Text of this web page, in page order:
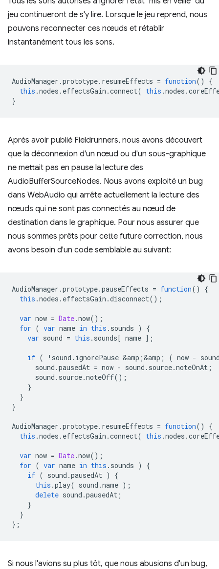
jeu continueront de s'y lire. Lorsque le jeu reprend, nous
pouvons reconnecter ces nœuds et rétablir
instantanément tous les sons.
AudioManager .prototype. resumeEffects = function()
{
this .nodes . effectsGain .connect( this .nodes .
}
Après avoir publié Fieldrunners, nous avons découvert
que la déconnexion d'un nœud ou d'un sous-graphique
ne mettait pas en pause la lecture des
AudioBufferSourceNodes. Nous avons exploité un bug
dans WebAudio qui arrête actuellement la lecture des
nœuds qui ne sont pas connectés au nœud de
destination dans le graphique. Pour nous assurer que
nous sommes prêts pour cette future correction, nous
avons besoin d'un code semblable au suivant:
AudioManager .prototype.pauseEffects = function()
{
this .nodes . effectsGain .disconnect();
var now = Date.now();
for ( var name in this . sounds )
{
var sound = this . sounds[ name ];
if ( ! sound . ignorePause &amp ;&amp ; ( now -
sound .pausedAt = now - sound . source.noteOnAt ;
sound . source.noteOff();
}
}
}
AudioManager .prototype. resumeEffects = function()
{
this .nodes . effectsGain .connect( this .nodes .
var now = Date.now();
for ( var name in this . sounds )
{
if ( sound .pausedAt )
{
this .play( sound .name );
delete sound .pausedAt ;
}
}
};
Si nous l'avions su plus tôt, que nous abusions d'un bug,